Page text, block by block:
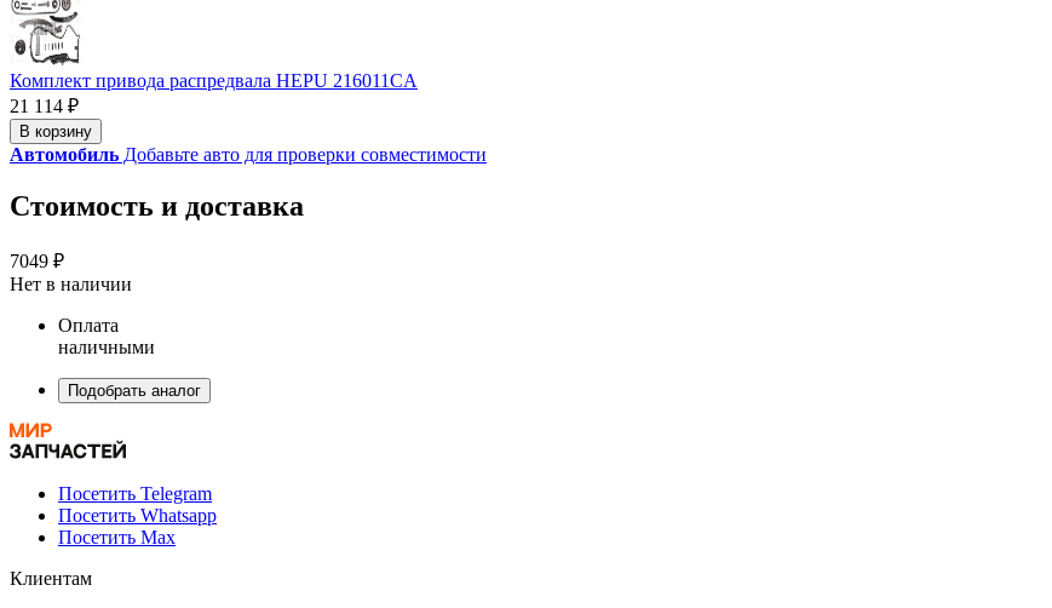
Комплект привода распредвала HEPU 216011CA
21 114 ₽
В корзину
Автомобиль Добавьте авто для проверки совместимости
Стоимость и доставка
7049 ₽
Нет в наличии
Оплата
наличными
Подобрать аналог
Посетить Telegram
Посетить Whatsapp
Посетить Max
Клиентам